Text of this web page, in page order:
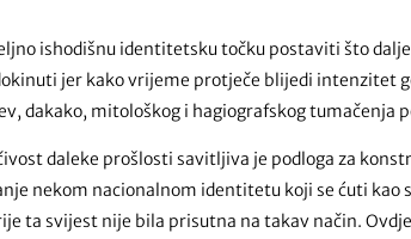
ishodišnu identitetsku točku postaviti što
jer kako vrijeme protječe blijedi intenzitet
dakako, mitološkog i hagiografskog tumačenja
daleke prošlosti savitljiva je podloga za
nekom nacionalnom identitetu koji se ćuti kao
ta svijest nije bila prisutna na takav način.